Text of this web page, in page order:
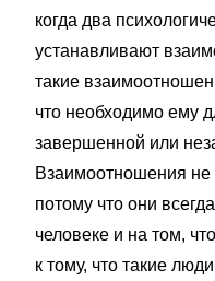
когда два
устанавливают
такие
что необходимо ему
завершенной или
Взаимоотношения
потому что они
человеке и на том,
к тому, что такие